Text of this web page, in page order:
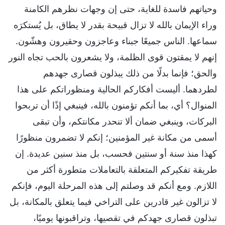
وحياتهم فاسدة للغاية، حتى إن وجهات نظرهم الكامنة
وراء الإيمان بالله لا تزال قبيحة بقدر لا يطاق، بل يُستكرَه
سماعها. الناس جميعًا جبناء وعاجزون وحقيرون وهشّون.
إنهم لا يمقتون قوى الظلمة، ولا يشعرون بالحب تجاه النور
والحق؛ فإنما بدلًا من ذلك يبذلون قصارى جهدهم
لطردهما. أليست أفكاركم الحالية ومنظوراتكم على هذا
المنوال؟ أي، بما أنكم تؤمنون بالله، فينبغي إذًا أن تربحوا
البركات، وينبغي ضمان ألا تنحدر مكانتكم، وأن تبقى
أسمى من مكانة غير المؤمنين؛ إنكم لا تضمرون منظورًا
كهذا منذ سنة أو سنتين فحسب، بل منذ سنين عديدة. إن
طريقة تفكيركم المتعلقة بالتعاملات متطورة أكثر من
اللازم. ومع أنكم قد وصلتم إلى هذه المرحلة اليوم، فإنكم
لا تزالون غير قادرين على التراخي فيما يتعلق بالمكانة، بل
تبذلون قصارى جهدكم في تقصيها، وتراقبونها يوميًا،